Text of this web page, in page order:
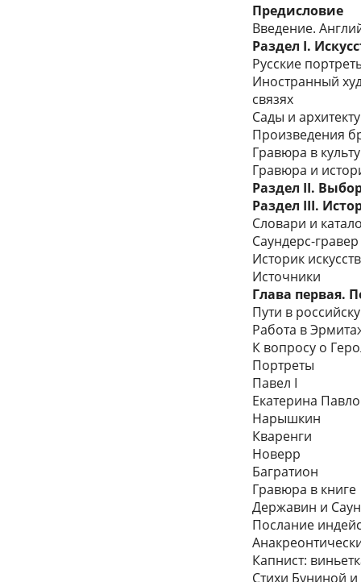
Предисловие
Введение.
Раздел I.
Русские
Иностранный
связях
Сады и
Произведения
Гравюра в
Гравюра и
Раздел II.
Раздел III.
Словари и
Саундерc-
Историк
Источники
Глава первая.
Пути в
Работа в
К вопросу о
Портреты
Павел I
Екатерина
Нарышкин
Кваренги
Новерр
Багратион
Гравюра в книге
Державин и
Послание
Капнист:
Стихи Буниной